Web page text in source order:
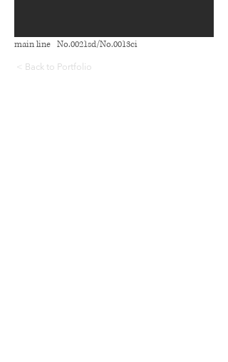
main line No.0021sd/No.0013ci
< Back to Portfolio